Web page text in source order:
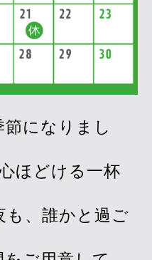
になりまし
ほどける一杯
も、誰かと過ご